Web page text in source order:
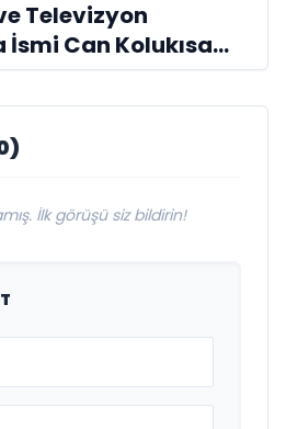
Televizyon
İsmi Can Kolukısa
İlk görüşü siz bildirin!